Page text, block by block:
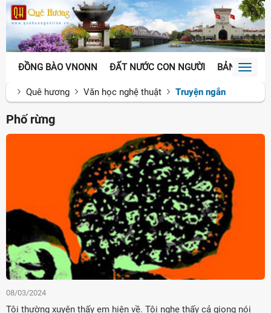
ĐỒNG BÀO VNONN ĐẤT NƯỚC CON NGƯỜI BẢN SẮCToggle
Quê hương
Văn học nghệ thuật Truyện ngắn
Phố rừng
08/03/2024
Tôi thường xuyên thấy em hiện về. Tôi nghe thấy cả giọng nói